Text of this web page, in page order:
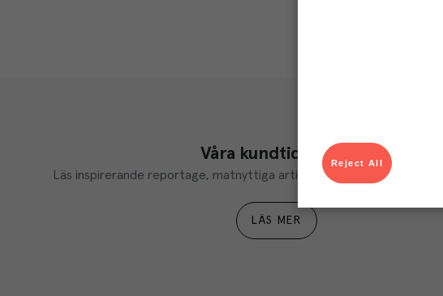
Våra kundtidningar
Läs inspirerande reportage, matnyttiga artiklar och ta del av aktuella
LÄS MER
Reject All